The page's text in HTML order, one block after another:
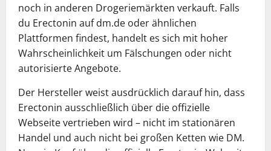
noch in anderen Drogeriemärkten verkauft. Falls
du Erectonin auf dm.de oder ähnlichen
Plattformen findest, handelt es sich mit hoher
Wahrscheinlichkeit um Fälschungen oder nicht
autorisierte Angebote.
Der Hersteller weist ausdrücklich darauf hin, dass
Erectonin ausschließlich über die offizielle
Webseite vertrieben wird – nicht im stationären
Handel und auch nicht bei großen Ketten wie DM.